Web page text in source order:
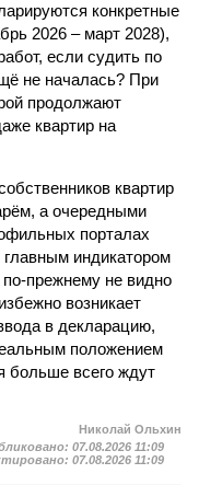
конкретные
2026 – март 2028),
если судить по
не началась? При
продолжают
квартир на
квартир
а очередными
порталах
индикатором
прежнему не видно
возникает
в декларацию,
положением
больше всего ждут
Николай Ольхин
07.08.2026 11:09
07.08.2026 11:09